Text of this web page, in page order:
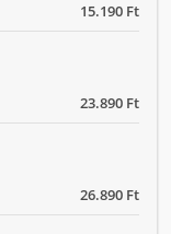
15.190 Ft
23.890 Ft
26.890 Ft